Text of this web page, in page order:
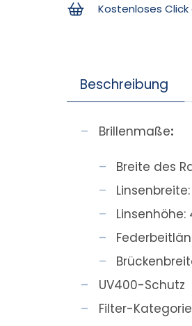
Kostenloses
Beschreibung
Brillenmaße:
Breite des
UV400-Schutz
Filter-